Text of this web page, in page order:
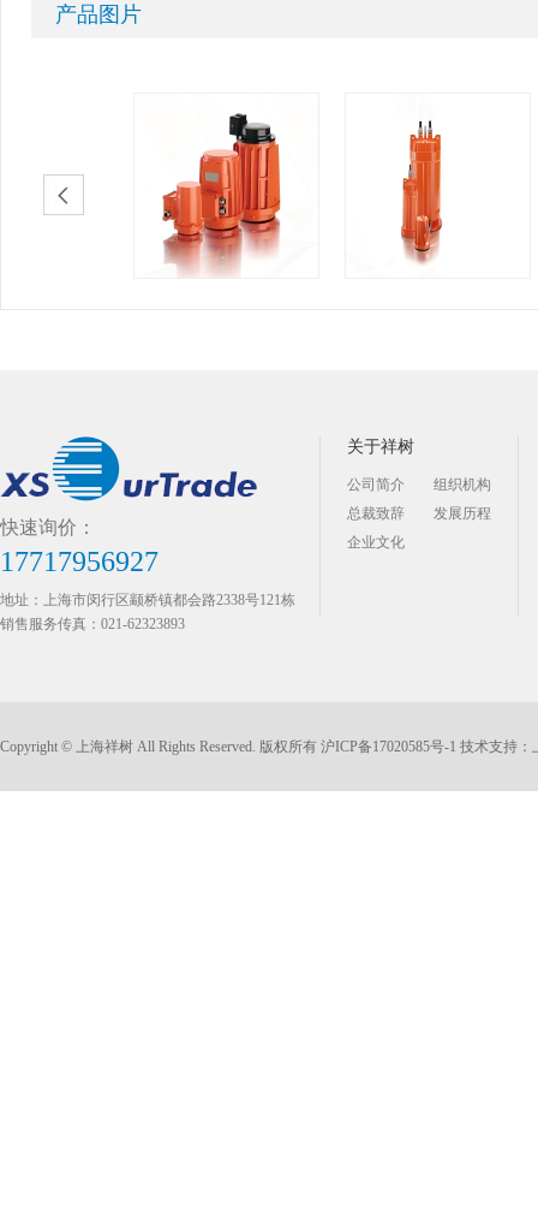
产品图片
快速询价：
17717956927
地址：上海市闵行区颛桥镇都会路2338号121栋
销售服务传真：021-62323893
关于祥树
公司简介
组织机构
总裁致辞
发展历程
企业文化
Copyright © 上海祥树 All Rights Reserved. 版权所有 沪ICP备17020585号-1 技术支持：